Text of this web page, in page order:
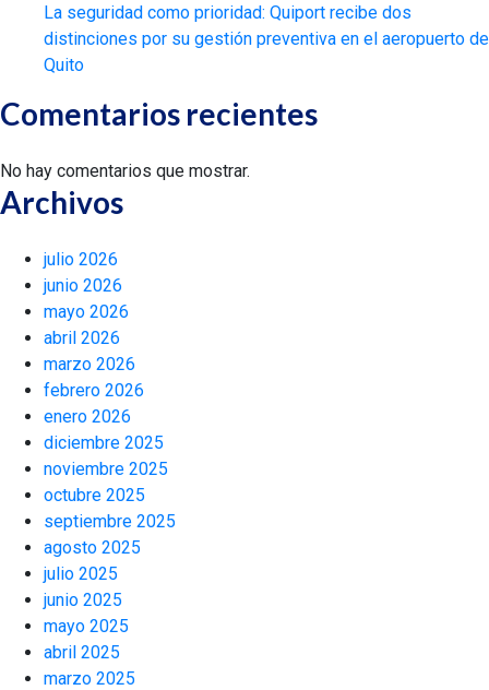
La seguridad como prioridad: Quiport recibe dos
distinciones por su gestión preventiva en el aeropuerto de
Quito
Comentarios recientes
No hay comentarios que mostrar.
Archivos
julio 2026
junio 2026
mayo 2026
abril 2026
marzo 2026
febrero 2026
enero 2026
diciembre 2025
noviembre 2025
octubre 2025
septiembre 2025
agosto 2025
julio 2025
junio 2025
mayo 2025
abril 2025
marzo 2025